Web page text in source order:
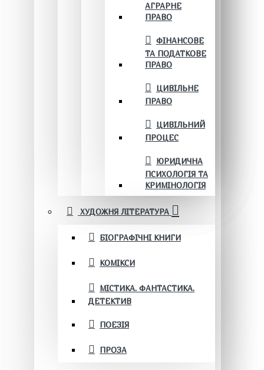
АГРАРНЕ
ПРАВО
ФІНАНСОВЕ
ТА ПОДАТКОВЕ
ПРАВО
ЦИВІЛЬНЕ
ПРАВО
ЦИВІЛЬНИЙ
ПРОЦЕС
ЮРИДИЧНА
ПСИХОЛОГІЯ ТА
КРИМІНОЛОГІЯ
ХУДОЖНЯ ЛІТЕРАТУРА
БІОГРАФІЧНІ КНИГИ
КОМІКСИ
МІСТИКА. ФАНТАСТИКА.
ДЕТЕКТИВ
ПОЕЗІЯ
ПРОЗА